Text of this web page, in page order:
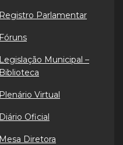
Registro Parlamentar
Fóruns
Legislação Municipal –
Biblioteca
Plenário Virtual
Diário Oficial
Mesa Diretora